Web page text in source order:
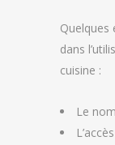
Quelques
dans
cuisine :
Le